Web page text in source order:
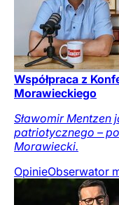
Współpraca z
Morawieckiego
Sławomir
patriotycznego –
Morawiecki.
OpinieObserwator